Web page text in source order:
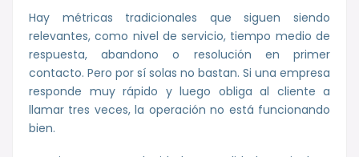
Hay métricas tradicionales que siguen siendo
relevantes, como nivel de servicio, tiempo medio de
respuesta, abandono o resolución en primer
contacto. Pero por sí solas no bastan. Si una empresa
responde muy rápido y luego obliga al cliente a
llamar tres veces, la operación no está funcionando
bien.